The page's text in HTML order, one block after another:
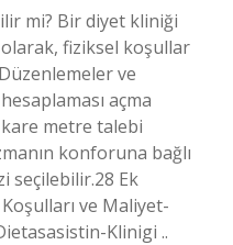
mi? Bir diyet kliniği
fiziksel koşullar
ve
açma
metre talebi
konforuna bağlı
seçilebilir.28 Ek
ve Maliyet-
Klinigi ..